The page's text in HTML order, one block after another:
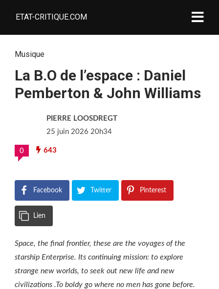
ETAT-CRITIQUE.COM
Musique
La B.O de l’espace : Daniel
Pemberton & John Williams
PIERRE LOOSDREGT
25 juin 2026 20h34
0 643
Facebook Twitter Pinterest
Lien
Space, the final frontier, these are the voyages of the
starship Enterprise. Its continuing mission: to explore
strange new worlds, to seek out new life and new
civilizations .To boldy go where no men has gone before.